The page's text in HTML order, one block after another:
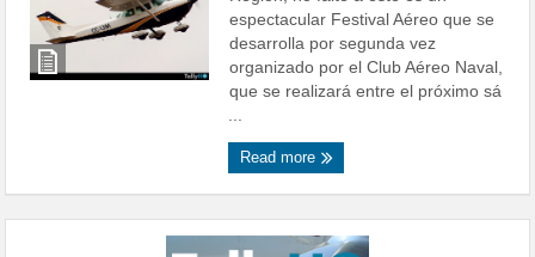
espectacular Festival Aéreo que se
desarrolla por segunda vez
organizado por el Club Aéreo Naval,
que se realizará entre el próximo sá
...
Read more